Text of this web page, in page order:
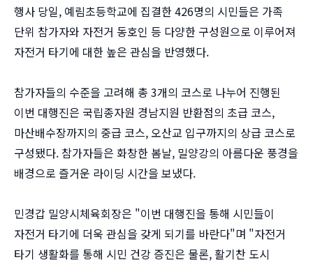
행사 당일, 예림초등학교에 집결한 426명의 시민들은 가족
단위 참가자와 자전거 동호인 등 다양한 구성원으로 이루어져
자전거 타기에 대한 높은 관심을 반영했다.
참가자들의 수준을 고려해 총 3개의 코스로 나누어 진행된
이번 대행진은 국립종자원 경남지원 반환점의 초급 코스,
마산배수장까지의 중급 코스, 오산교 입구까지의 상급 코스로
구성됐다. 참가자들은 화창한 봄날, 밀양강의 아름다운 풍경을
배경으로 즐거운 라이딩 시간을 보냈다.
민경갑 밀양시체육회장은 "이번 대행진을 통해 시민들이
자전거 타기에 더욱 관심을 갖게 되기를 바란다"며 "자전거
타기 생활화를 통해 시민 건강 증진은 물론, 활기찬 도시